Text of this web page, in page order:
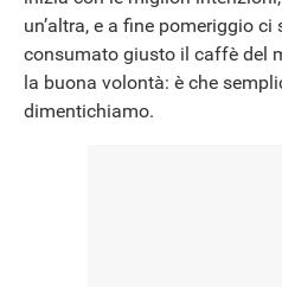
un’altra, e a fine pomeriggio ci
consumato giusto il caffè del
la buona volontà: è che
dimentichiamo.